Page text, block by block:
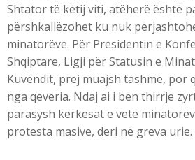
Shtator të këtij viti, atëherë është
përshkallëzohet ku nuk
minatorëve. Për Presidentin e
Shqiptare, Ligji për Statusin e
Kuvendit, prej muajsh tashmë, por
nga qeveria. Ndaj ai i bën thirrje
parasysh kërkesat e vetë
protesta masive, deri në greva urie.